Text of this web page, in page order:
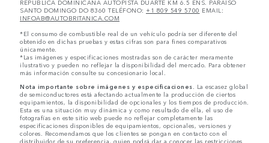
REPÚBLICA DOMINICANA AUTOPISTA DUARTE KM 6.5 ENS. PARAÍSO
SANTO DOMINGO DO 8360 TELÉFONO: +1 809 549 5700 EMAIL:
INFOAB@AUTOBRITANICA.COM
*El consumo de combustible real de un vehículo podría ser diferente del
obtenido en dichas pruebas y estas cifras son para fines comparativos
únicamente.
*Las imágenes y especificaciones mostradas son de carácter meramente
ilustrativo y pueden no reflejar la disponibilidad del mercado. Para obtener
más información consulte su concesionario local.
Nota importante sobre imágenes y especificaciones.
La escasez global
de semiconductores está afectando actualmente la producción de ciertos
equipamientos, la disponibilidad de opcionales y los tiempos de producción.
Esta es una situación muy dinámica y como resultado de ella, el uso de
fotografías en este sitio web puede no reflejar completamente las
especificaciones disponibles de equipamientos, opcionales, versiones y
colores. Recomendamos que los clientes se pongan en contacto con el
distribuidor de su preferencia, quien podrá dar a conocer las restricciones